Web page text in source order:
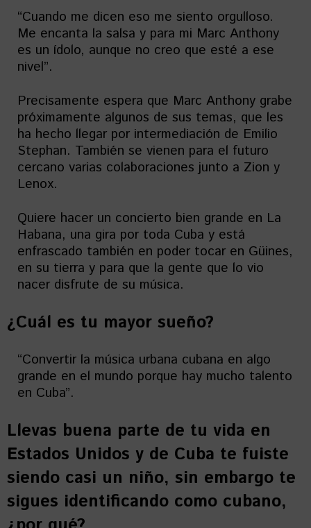
“Cuando me dicen eso me siento orgulloso.
Me encanta la salsa y para mi Marc Anthony
es un ídolo, aunque no creo que esté a ese
nivel”.
Precisamente espera que Marc Anthony grabe
próximamente algunos de sus temas, que les
ha hecho llegar por intermediación de Emilio
Stephan. También se vienen para el futuro
cercano varias colaboraciones junto a Zion y
Lenox.
Quiere hacer un concierto bien grande en La
Habana, una gira por toda Cuba y está
enfrascado también en poder tocar en Güines,
en su tierra y para que la gente que lo vio
nacer disfrute de su música.
¿Cuál es tu mayor sueño?
“Convertir la música urbana cubana en algo
grande en el mundo porque hay mucho talento
en Cuba”.
Llevas buena parte de tu vida en
Estados Unidos y de Cuba te fuiste
siendo casi un niño, sin embargo te
sigues identificando como cubano,